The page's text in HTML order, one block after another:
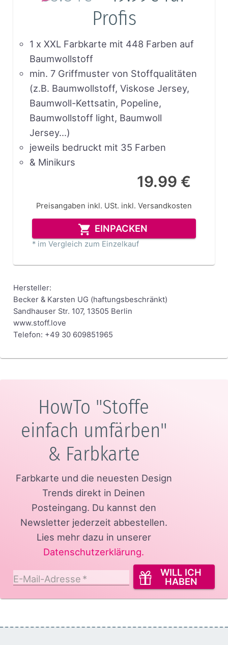
Profis
1 x XXL Farbkarte mit 448 Farben auf
Baumwollstoff
min. 7 Griffmuster von Stoffqualitäten
(z.B. Baumwollstoff, Viskose Jersey,
Baumwoll-Kettsatin, Popeline,
Baumwollstoff light, Baumwoll
Jersey…)
jeweils bedruckt mit 35 Farben
& Minikurs
19.99 €
Preisangaben inkl. USt. inkl. Versandkosten
EINPACKEN
* im Vergleich zum Einzelkauf
Hersteller:
Becker & Karsten UG (haftungsbeschränkt)
Sandhauser Str. 107, 13505 Berlin
www.stoff.love
Telefon: +49 30 609851965
HowTo "Stoffe
einfach umfärben"
& Farbkarte
Farbkarte und die neuesten Design
Trends direkt in Deinen
Posteingang. Du kannst den
Newsletter jederzeit abbestellen.
Lies mehr dazu in unserer
Datenschutzerklärung.
E-Mail-Adresse *
WILL ICH
HABEN